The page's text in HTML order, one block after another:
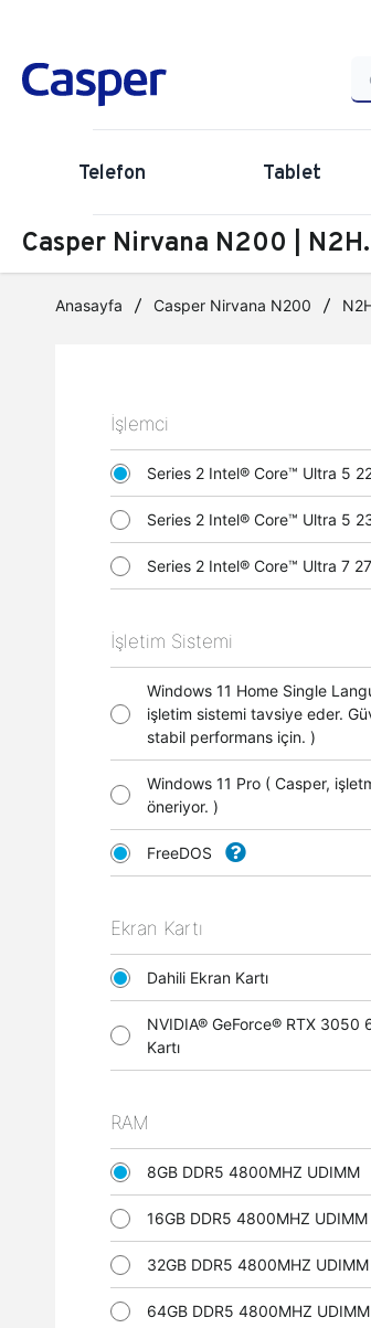
Telefon Tablet
Casper Nirvana N200 |
Anasayfa Casper Nirvana N200
İşlemci
Series 2 Intel® Core™ Ultra 5
Series 2 Intel® Core™ Ultra 5
Series 2 Intel® Core™ Ultra 7
İşletim Sistemi
Windows 11 Home Single
işletim sistemi tavsiye eder.
stabil performans için. )
Windows 11 Pro ( Casper,
öneriyor. )
FreeDOS
Ekran Kartı
Dahili Ekran Kartı
NVIDIA® GeForce® RTX 3050
Kartı
RAM
8GB DDR5 4800MHZ UDIMM
16GB DDR5 4800MHZ UDIMM
32GB DDR5 4800MHZ
64GB DDR5 4800MHZ